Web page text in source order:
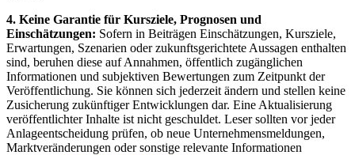
4. Keine Garantie für Kursziele, Prognosen und
Einschätzungen: Sofern in Beiträgen Einschätzungen, Kursziele,
Erwartungen, Szenarien oder zukunftsgerichtete Aussagen enthalten
sind, beruhen diese auf Annahmen, öffentlich zugänglichen
Informationen und subjektiven Bewertungen zum Zeitpunkt der
Veröffentlichung. Sie können sich jederzeit ändern und stellen keine
Zusicherung zukünftiger Entwicklungen dar. Eine Aktualisierung
veröffentlichter Inhalte ist nicht geschuldet. Leser sollten vor jeder
Anlageentscheidung prüfen, ob neue Unternehmensmeldungen,
Marktveränderungen oder sonstige relevante Informationen